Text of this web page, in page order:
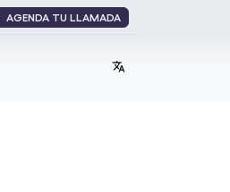
AGENDA TU LLAMADA